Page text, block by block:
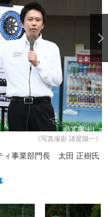
愛車 File
プ！不具合修理＆粗悪修理
洗車
コーティング
防錆
カー「旧車」関連プロジェ
プロショップ検索
コラム
《写真撮影 諸星陽一》
ィ事業部門長 太田 正樹氏